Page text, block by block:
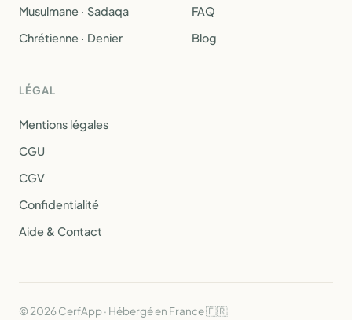
Musulmane · Sadaqa
Chrétienne · Denier
FAQ
Blog
LÉGAL
Mentions légales
CGU
CGV
Confidentialité
Aide & Contact
© 2026 CerfApp · Hébergé en France 🇫🇷